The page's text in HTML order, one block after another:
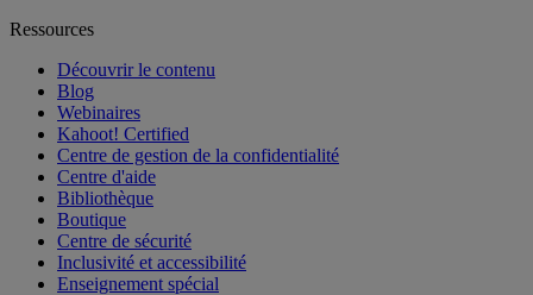
Ressources
Découvrir le contenu
Blog
Webinaires
Kahoot! Certified
Centre de gestion de la confidentialité
Centre d'aide
Bibliothèque
Boutique
Centre de sécurité
Inclusivité et accessibilité
Enseignement spécial